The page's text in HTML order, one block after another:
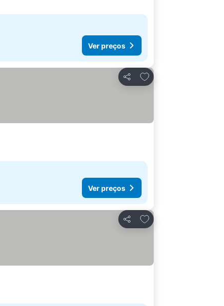
Ver preços
Partilhar
Adicionar aos favoritos
Ver preços
Partilhar
Adicionar aos favoritos